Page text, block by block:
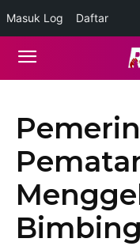
Masuk Log Daftar